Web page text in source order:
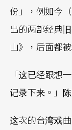
份」，例如今
出的两部经典
山》，后面都
「这已经跟想
记录下来。」
这次的台湾戏